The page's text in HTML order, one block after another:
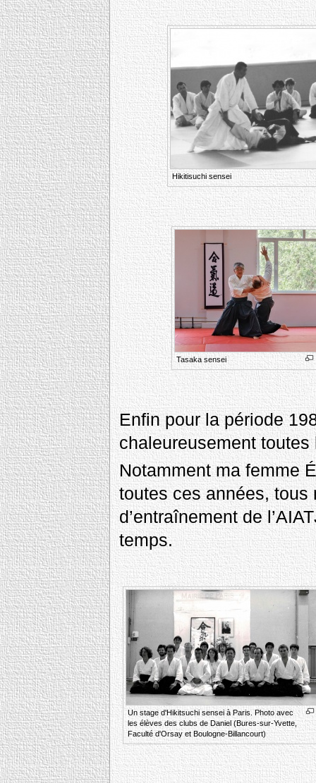
Hikitisuchi sensei
Tasaka sensei
Enfin pour la période
chaleureusement
Notamment ma femme
toutes ces années,
d’entraînement de
temps.
Un stage d'Hikitsuchi sensei à Paris. Photo avec
les élèves des clubs de Daniel (Bures-sur-Yvette,
Faculté d'Orsay et Boulogne-Billancourt)